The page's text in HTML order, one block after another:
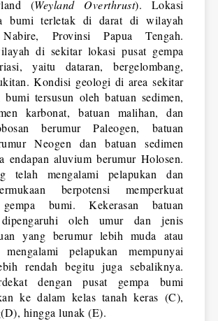
(Weyland Overthrust). Lokasi
bumi terletak di darat di wilayah
Nabire, Provinsi Papua Tengah.
di sekitar lokasi pusat gempa
yaitu dataran, bergelombang,
Kondisi geologi di area sekitar
bumi tersusun oleh batuan sedimen,
karbonat, batuan malihan, dan
berumur Paleogen, batuan
Neogen dan batuan sedimen
endapan aluvium berumur Holosen.
telah mengalami pelapukan dan
berpotensi memperkuat
gempa bumi. Kekerasan batuan
dipengaruhi oleh umur dan jenis
yang berumur lebih muda atau
pelapukan mempunyai
rendah begitu juga sebaliknya.
dengan pusat gempa bumi
ke dalam kelas tanah keras (C),
hingga lunak (E).